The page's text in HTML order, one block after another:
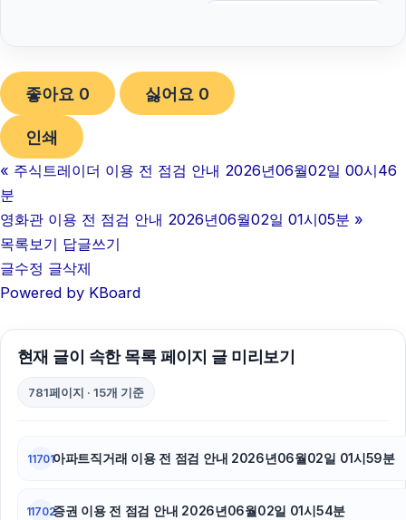
부산휴대폰성지
대안학교
강남치과
좋아요 0 싫어요 0
인쇄
« 주식트레이더 이용 전 점검 안내 2026년06월02일 00시46
분
영화관 이용 전 점검 안내 2026년06월02일 01시05분 »
목록보기 답글쓰기
글수정 글삭제
Powered by KBoard
현재 글이 속한 목록 페이지 글 미리보기
781페이지 · 15개 기준
11701아파트직거래 이용 전 점검 안내 2026년06월02일 01시59분
11702증권 이용 전 점검 안내 2026년06월02일 01시54분